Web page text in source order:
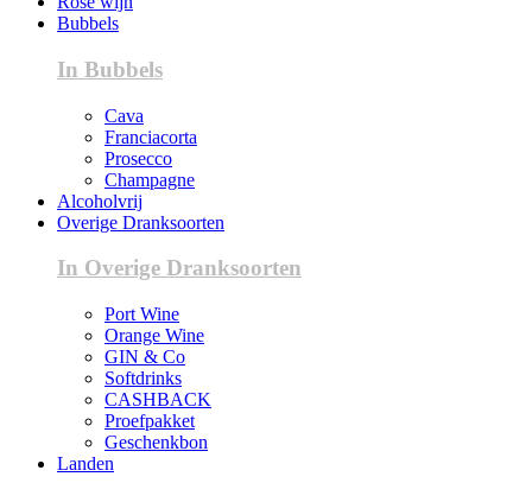
Bubbels
In Bubbels
Cava
Franciacorta
Prosecco
Champagne
Alcoholvrij
Overige Dranksoorten
In Overige Dranksoorten
Port Wine
Orange Wine
GIN & Co
Softdrinks
CASHBACK
Proefpakket
Geschenkbon
Landen